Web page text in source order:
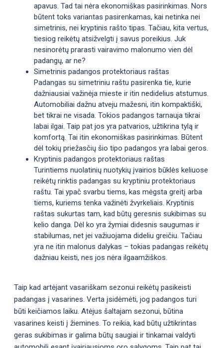
apavus. Tad tai nėra ekonomiškas pasirinkimas. Nors
būtent toks variantas pasirenkamas, kai netinka nei
simetrinis, nei kryptinis rašto tipas. Tačiau, kita vertus,
tiesiog reikėtų atsižvelgti į savus poreikius. Juk
nesinorėtų prarasti vairavimo malonumo vien dėl
padangų, ar ne?
Simetrinis padangos protektoriaus raštas
Padangas su simetriniu raštu pasirenka tie, kurie
dažniausiai važinėja mieste ir itin nedidelius atstumus.
Automobiliai dažnu atveju mažesni, itin kompaktiški,
bet tikrai ne visada. Tokios padangos tarnauja tikrai
labai ilgai. Taip pat jos yra patvarios, užtikrina tylą ir
komfortą. Tai itin ekonomiškas pasirinkimas. Būtent
dėl tokių priežasčių šio tipo padangos yra labai geros.
Kryptinis padangos protektoriaus raštas
Turintiems nuolatinių nuotykių įvairios būklės keliuose
reikėtų rinktis padangas su kryptiniu protektoriaus
raštu. Tai ypač svarbu tiems, kas mėgsta greitį arba
tiems, kuriems tenka važinėti žvyrkeliais. Kryptinis
raštas sukurtas tam, kad būtų geresnis sukibimas su
kelio danga. Dėl ko yra žymiai didesnis saugumas ir
stabilumas, net jei važiuojama dideliu greičiu. Tačiau
yra ne itin malonus dalykas – tokias padangas reikėtų
dažniau keisti, nes jos nėra ilgaamžiškos.
Taip kad artėjant vasariškam sezonui reikėtų pasikeisti
padangas į vasarines. Verta įsidėmėti, jog padangos turi
būti keičiamos laiku. Atėjus šaltajam sezonui, būtina
vasarines keisti į žiemines. To reikia, kad būtų užtikrintas
geras sukibimas ir galima būtų saugiai ir tinkamai valdyti